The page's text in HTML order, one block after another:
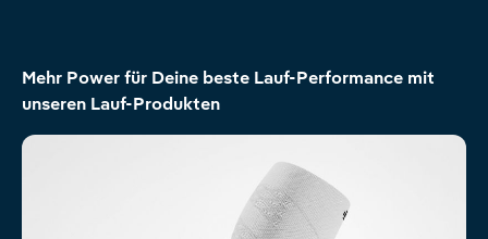
Produktgalerie überspringen
Mehr Power für Deine beste Lauf-Performance mit
unseren Lauf-Produkten